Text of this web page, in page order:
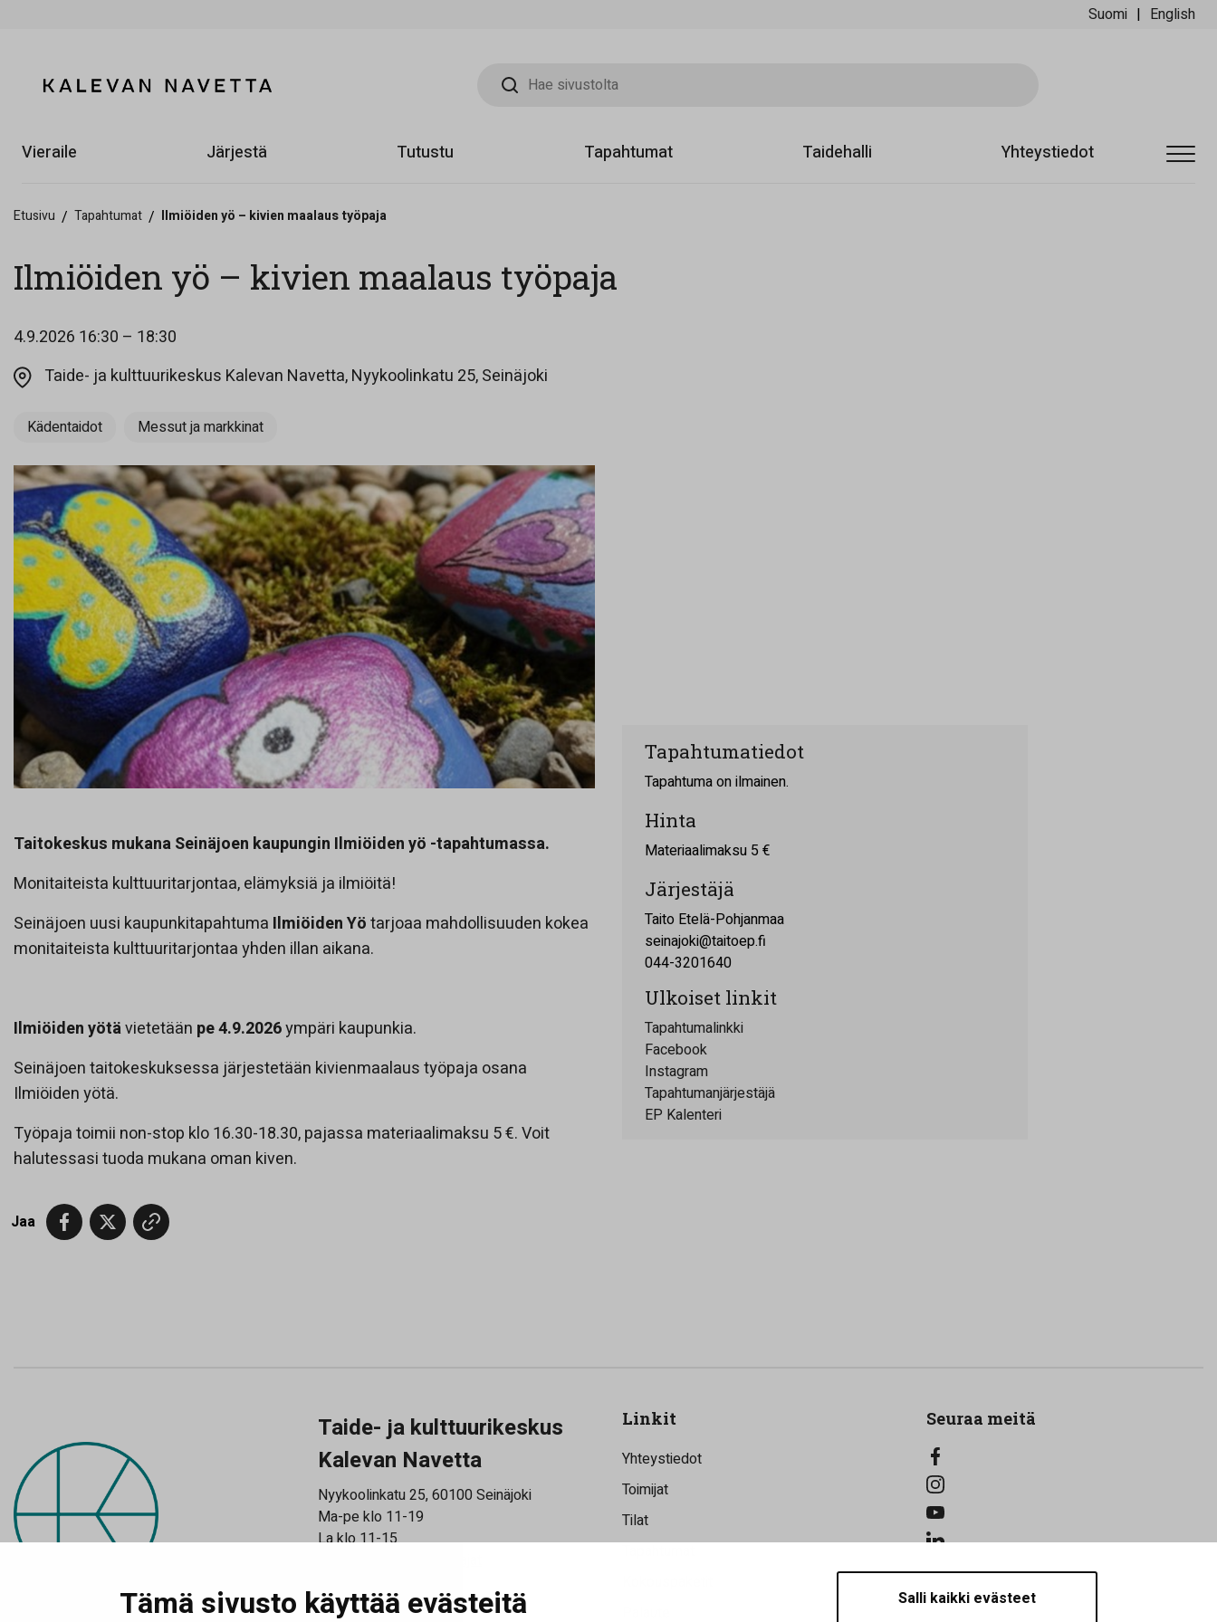
Tämä sivusto käyttää evästeitä Salli kaikki evästeet
Suomi English
Hae sivustolta
Vieraile Järjestä Tutustu Tapahtumat Taidehalli Yhteystiedot
Etusivu / Tapahtumat / Ilmiöiden yö – kivien maalaus työpaja
Ilmiöiden yö – kivien maalaus työpaja
4.9.2026 16:30 – 18:30
Taide- ja kulttuurikeskus Kalevan Navetta, Nyykoolinkatu 25, Seinäjoki
Kädentaidot Messut ja markkinat
Taitokeskus mukana Seinäjoen kaupungin Ilmiöiden yö -tapahtumassa.
Monitaiteista kulttuuritarjontaa, elämyksiä ja ilmiöitä!
Seinäjoen uusi kaupunkitapahtuma Ilmiöiden Yötarjoaa mahdollisuuden kokea
monitaiteista kulttuuritarjontaa yhden illan aikana.
Ilmiöiden yötävietetään pe 4.9.2026ympäri kaupunkia.
Seinäjoen taitokeskuksessa järjestetään kivienmaalaus työpaja osana
Ilmiöiden yötä.
Työpaja toimii non-stop klo 16.30-18.30, pajassa materiaalimaksu 5 €. Voit
halutessasi tuoda mukana oman kiven.
Tapahtumatiedot
Tapahtuma on ilmainen.
Hinta
Materiaalimaksu 5 €
Järjestäjä
Taito Etelä-Pohjanmaa
seinajoki@taitoep.fi
044-3201640
Ulkoiset linkit
Tapahtumalinkki
Facebook
Instagram
Tapahtumanjärjestäjä
EP Kalenteri
Jaa
Taide- ja kulttuurikeskus
Kalevan Navetta
Nyykoolinkatu 25, 60100 Seinäjoki
Ma-pe klo 11-19
La klo 11-15
Linkit
Yhteystiedot
Toimijat
Tilat
Seuraa meitä